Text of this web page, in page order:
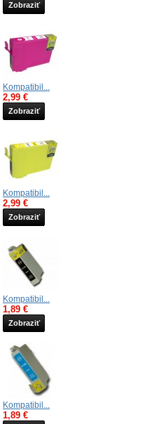
Zobraziť
Kompatibil...
2,99 €
Zobraziť
Kompatibil...
2,99 €
Zobraziť
Kompatibil...
1,89 €
Zobraziť
Kompatibil...
1,89 €